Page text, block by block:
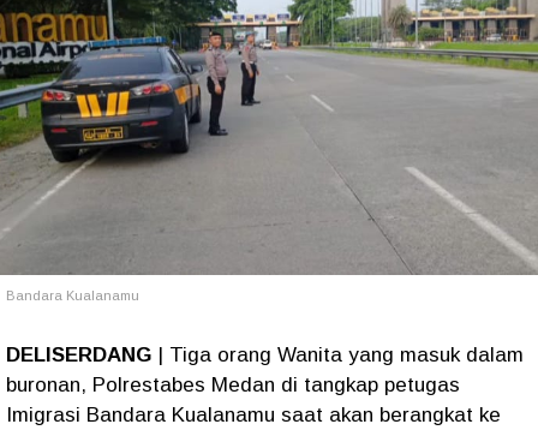
Bandara Kualanamu
DELISERDANG | Tiga orang Wanita yang masuk dalam
buronan, Polrestabes Medan di tangkap petugas
Imigrasi Bandara Kualanamu saat akan berangkat ke